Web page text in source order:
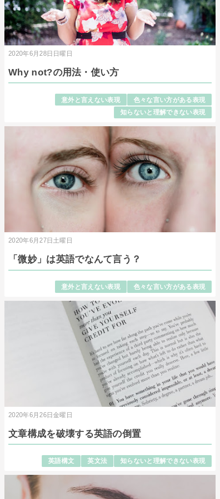
2020年6月28日日曜日
Why not?の用法・使い方
意外と言えない表現
色々な言い方がある表現
知らないと理解できない表現
2020年6月27日土曜日
「微妙」は英語でなんて言う？
意外と言えない表現 色々な言い方がある表現
2020年6月26日金曜日
文章構成を破壊する英語の倒置
英語構文 英文法 知らないと理解できない表現